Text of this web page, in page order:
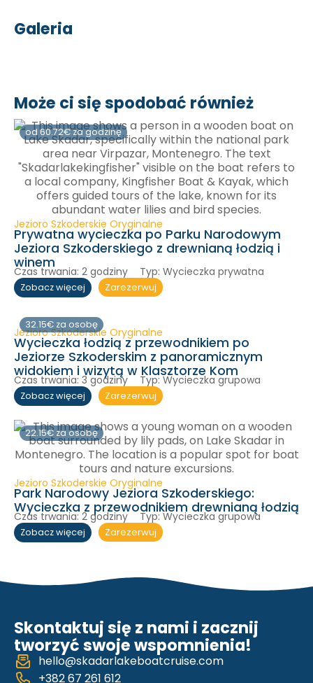
Galeria
Może ci się spodobać również
od 60.72€ za godzinę
Jezioro Szkoderskie Oryginalne
Prywatna wycieczka po Parku Narodowym
Jeziora Szkoderskiego z drewnianą łodzią i
winem
Czas trwania: 2 godziny Typ: Wycieczka prywatna
Zobacz więcej Zarezerwuj
32.15€ za osobę
Jezioro Szkoderskie Oryginalne
Wycieczka łodzią z przewodnikiem po
Jeziorze Szkoderskim z panoramicznym
widokiem i wizytą w Klasztorze Kom
Czas trwania: 3 godziny Typ:Wycieczka grupowa
Zobacz więcej Zarezerwuj
22.15€ za osobę
Jezioro Szkoderskie Oryginalne
Park Narodowy Jeziora Szkoderskiego:
Wycieczka z przewodnikiem drewnianą łodzią
Czas trwania:2 godziny Typ:Wycieczka grupowa
Zobacz więcej Zarezerwuj
Skontaktuj się z nami i zacznij
tworzyć swoje wspomnienia!
hello@skadarlakeboatcruise.com
+382 67 261 612